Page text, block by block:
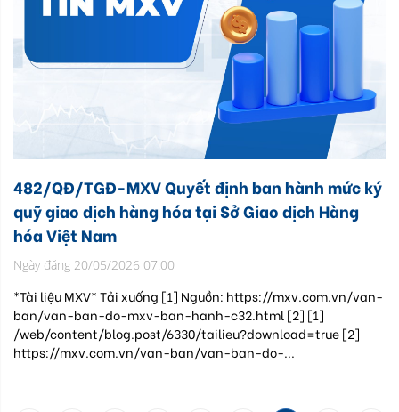
482/QĐ/TGĐ-MXV Quyết định ban hành mức ký
quỹ giao dịch hàng hóa tại Sở Giao dịch Hàng
hóa Việt Nam
Ngày đăng 20/05/2026 07:00
*Tài liệu MXV* Tải xuống [1] Nguồn: https://mxv.com.vn/van-
ban/van-ban-do-mxv-ban-hanh-c32.html [2] [1]
/web/content/blog.post/6330/tailieu?download=true [2]
https://mxv.com.vn/van-ban/van-ban-do-...